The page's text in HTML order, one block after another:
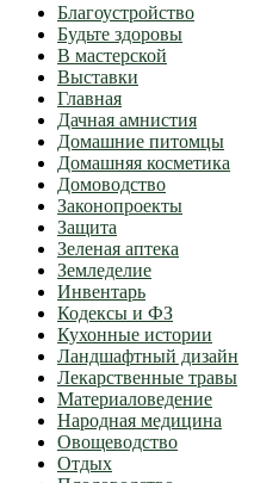
Благоустройство
Будьте здоровы
В мастерской
Выставки
Главная
Дачная амнистия
Домашние питомцы
Домашняя косметика
Домоводство
Законопроекты
Защита
Зеленая аптека
Земледелие
Инвентарь
Кодексы и ФЗ
Кухонные истории
Ландшафтный дизайн
Лекарственные травы
Материаловедение
Народная медицина
Овощеводство
Отдых